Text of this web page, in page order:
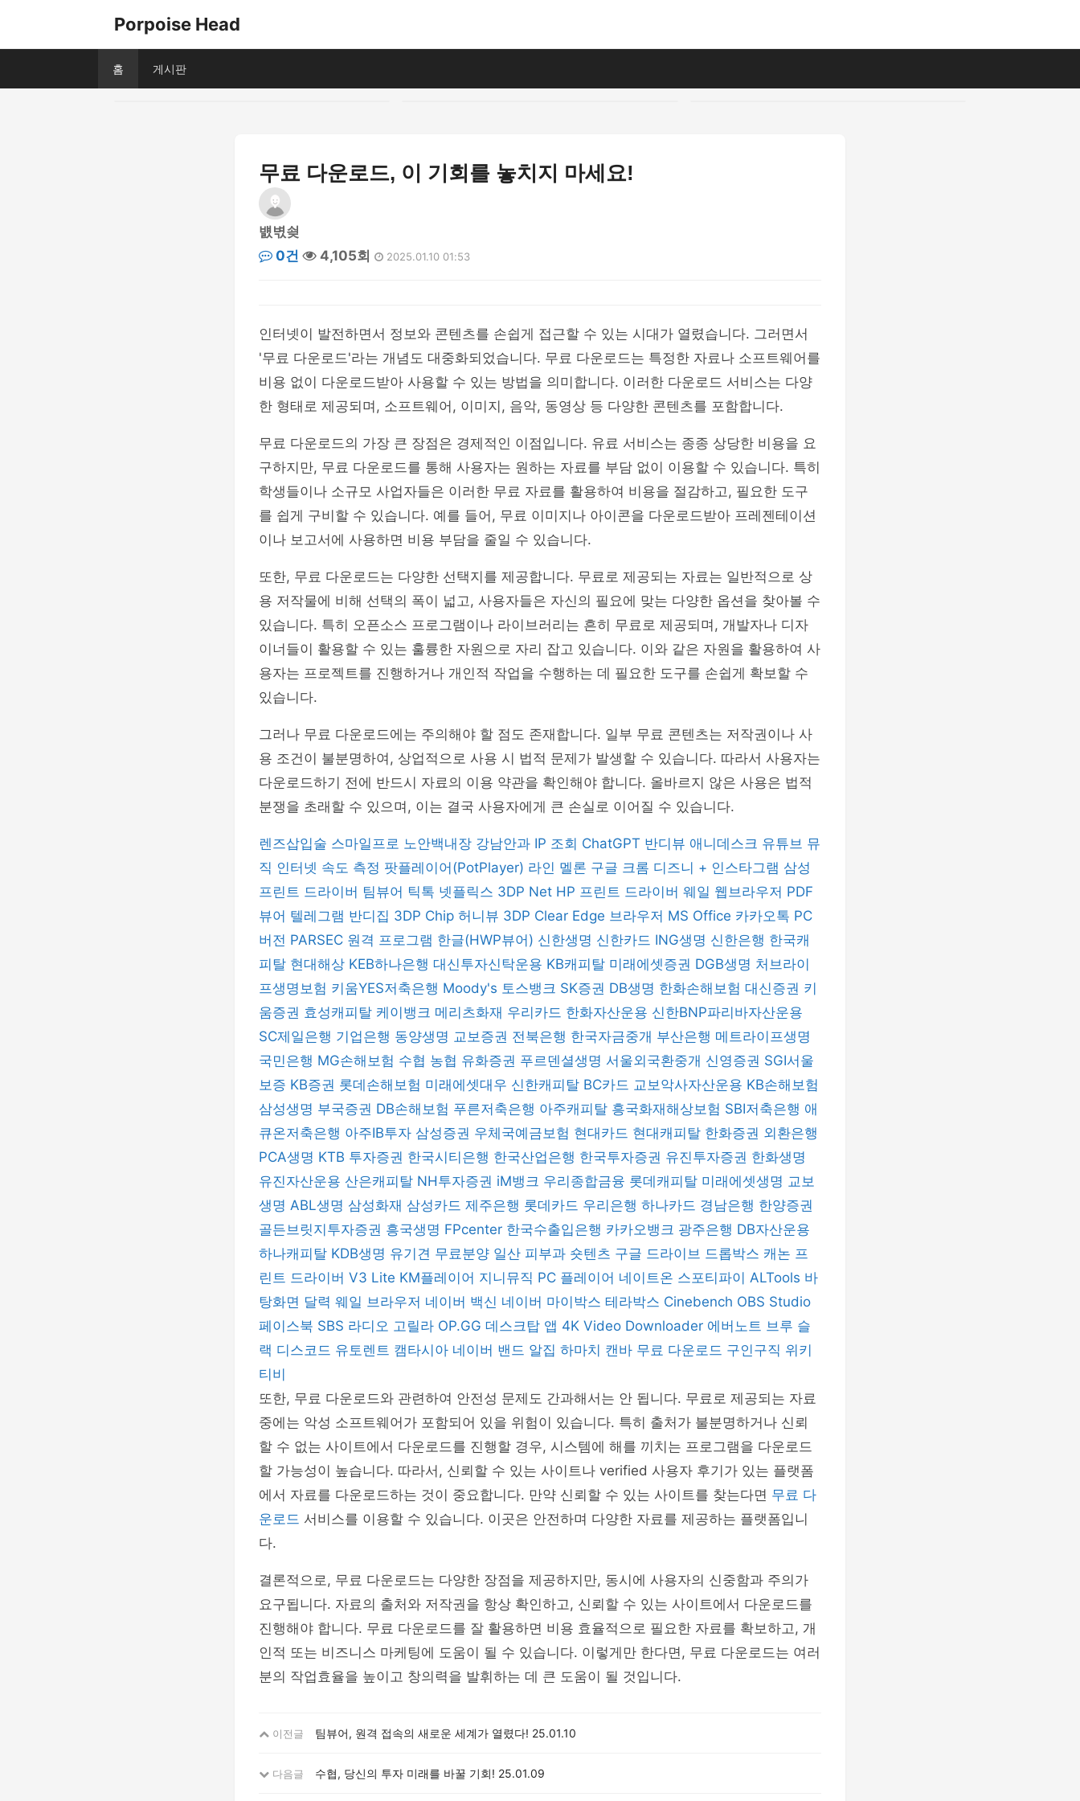
Porpoise Head
홈 게시판
무료 다운로드, 이 기회를 놓치지 마세요!
뱴벿쇶
0건
4,105회 2025.01.10 01:53
인터넷이 발전하면서 정보와 콘텐츠를 손쉽게 접근할 수 있는 시대가 열렸습니다. 그러면서
'무료 다운로드'라는 개념도 대중화되었습니다. 무료 다운로드는 특정한 자료나 소프트웨어를
비용 없이 다운로드받아 사용할 수 있는 방법을 의미합니다. 이러한 다운로드 서비스는 다양
한 형태로 제공되며, 소프트웨어, 이미지, 음악, 동영상 등 다양한 콘텐츠를 포함합니다.
무료 다운로드의 가장 큰 장점은 경제적인 이점입니다. 유료 서비스는 종종 상당한 비용을 요
구하지만, 무료 다운로드를 통해 사용자는 원하는 자료를 부담 없이 이용할 수 있습니다. 특히
학생들이나 소규모 사업자들은 이러한 무료 자료를 활용하여 비용을 절감하고, 필요한 도구
를 쉽게 구비할 수 있습니다. 예를 들어, 무료 이미지나 아이콘을 다운로드받아 프레젠테이션
이나 보고서에 사용하면 비용 부담을 줄일 수 있습니다.
또한, 무료 다운로드는 다양한 선택지를 제공합니다. 무료로 제공되는 자료는 일반적으로 상
용 저작물에 비해 선택의 폭이 넓고, 사용자들은 자신의 필요에 맞는 다양한 옵션을 찾아볼 수
있습니다. 특히 오픈소스 프로그램이나 라이브러리는 흔히 무료로 제공되며, 개발자나 디자
이너들이 활용할 수 있는 훌륭한 자원으로 자리 잡고 있습니다. 이와 같은 자원을 활용하여 사
용자는 프로젝트를 진행하거나 개인적 작업을 수행하는 데 필요한 도구를 손쉽게 확보할 수
있습니다.
그러나 무료 다운로드에는 주의해야 할 점도 존재합니다. 일부 무료 콘텐츠는 저작권이나 사
용 조건이 불분명하여, 상업적으로 사용 시 법적 문제가 발생할 수 있습니다. 따라서 사용자는
다운로드하기 전에 반드시 자료의 이용 약관을 확인해야 합니다. 올바르지 않은 사용은 법적
분쟁을 초래할 수 있으며, 이는 결국 사용자에게 큰 손실로 이어질 수 있습니다.
렌즈삽입술 스마일프로 노안백내장 강남안과 IP 조회 ChatGPT 반디뷰 애니데스크 유튜브 뮤
직 인터넷 속도 측정 팟플레이어(PotPlayer) 라인 멜론 구글 크롬 디즈니 + 인스타그램 삼성
프린트 드라이버 팀뷰어 틱톡 넷플릭스 3DP Net HP 프린트 드라이버 웨일 웹브라우저 PDF
뷰어 텔레그램 반디집 3DP Chip 허니뷰 3DP Clear Edge 브라우저 MS Office 카카오톡 PC
버전 PARSEC 원격 프로그램 한글(HWP뷰어) 신한생명 신한카드 ING생명 신한은행 한국캐
피탈 현대해상 KEB하나은행 대신투자신탁운용 KB캐피탈 미래에셋증권 DGB생명 처브라이
프생명보험 키움YES저축은행 Moody's 토스뱅크 SK증권 DB생명 한화손해보험 대신증권 키
움증권 효성캐피탈 케이뱅크 메리츠화재 우리카드 한화자산운용 신한BNP파리바자산운용
SC제일은행 기업은행 동양생명 교보증권 전북은행 한국자금중개 부산은행 메트라이프생명
국민은행 MG손해보험 수협 농협 유화증권 푸르덴셜생명 서울외국환중개 신영증권 SGI서울
보증 KB증권 롯데손해보험 미래에셋대우 신한캐피탈 BC카드 교보악사자산운용 KB손해보험
삼성생명 부국증권 DB손해보험 푸른저축은행 아주캐피탈 흥국화재해상보험 SBI저축은행 애
큐온저축은행 아주IB투자 삼성증권 우체국예금보험 현대카드 현대캐피탈 한화증권 외환은행
PCA생명 KTB 투자증권 한국시티은행 한국산업은행 한국투자증권 유진투자증권 한화생명
유진자산운용 산은캐피탈 NH투자증권 iM뱅크 우리종합금융 롯데캐피탈 미래에셋생명 교보
생명 ABL생명 삼성화재 삼성카드 제주은행 롯데카드 우리은행 하나카드 경남은행 한양증권
골든브릿지투자증권 흥국생명 FPcenter 한국수출입은행 카카오뱅크 광주은행 DB자산운용
하나캐피탈 KDB생명 유기견 무료분양 일산 피부과 숏텐츠 구글 드라이브 드롭박스 캐논 프
린트 드라이버 V3 Lite KM플레이어 지니뮤직 PC 플레이어 네이트온 스포티파이 ALTools 바
탕화면 달력 웨일 브라우저 네이버 백신 네이버 마이박스 테라박스 Cinebench OBS Studio
페이스북 SBS 라디오 고릴라 OP.GG 데스크탑 앱 4K Video Downloader 에버노트 브루 슬
랙 디스코드 유토렌트 캠타시아 네이버 밴드 알집 하마치 캔바 무료 다운로드 구인구직 위키
티비
또한, 무료 다운로드와 관련하여 안전성 문제도 간과해서는 안 됩니다. 무료로 제공되는 자료
중에는 악성 소프트웨어가 포함되어 있을 위험이 있습니다. 특히 출처가 불분명하거나 신뢰
할 수 없는 사이트에서 다운로드를 진행할 경우, 시스템에 해를 끼치는 프로그램을 다운로드
할 가능성이 높습니다. 따라서, 신뢰할 수 있는 사이트나 verified 사용자 후기가 있는 플랫폼
에서 자료를 다운로드하는 것이 중요합니다. 만약 신뢰할 수 있는 사이트를 찾는다면 무료 다
운로드 서비스를 이용할 수 있습니다. 이곳은 안전하며 다양한 자료를 제공하는 플랫폼입니
다.
결론적으로, 무료 다운로드는 다양한 장점을 제공하지만, 동시에 사용자의 신중함과 주의가
요구됩니다. 자료의 출처와 저작권을 항상 확인하고, 신뢰할 수 있는 사이트에서 다운로드를
진행해야 합니다. 무료 다운로드를 잘 활용하면 비용 효율적으로 필요한 자료를 확보하고, 개
인적 또는 비즈니스 마케팅에 도움이 될 수 있습니다. 이렇게만 한다면, 무료 다운로드는 여러
분의 작업효율을 높이고 창의력을 발휘하는 데 큰 도움이 될 것입니다.
이전글 팀뷰어, 원격 접속의 새로운 세계가 열렸다! 25.01.10
다음글 수협, 당신의 투자 미래를 바꿀 기회! 25.01.09